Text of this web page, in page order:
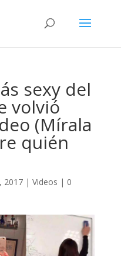
sexy del
volvió
(Mírala
quién
2017| Videos | 0